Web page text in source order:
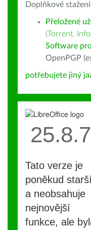
Doplňkové
Přeložené
(Torrent,
Software
OpenPGP
potřebujete jiný
25.8.7
Tato verze je
poněkud
a neobsahuje
nejnovější
funkce, ale